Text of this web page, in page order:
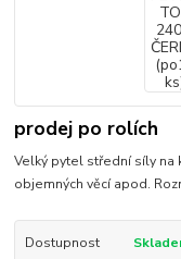
prodej po rolích
Velký pytel střední síly na
objemných věcí apod.
Dostupnost